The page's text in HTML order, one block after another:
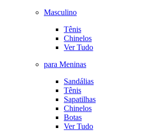
Masculino
Tênis
Chinelos
Ver Tudo
para Meninas
Sandálias
Tênis
Sapatilhas
Chinelos
Botas
Ver Tudo